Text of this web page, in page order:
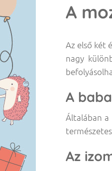
A
Az első két
nagy
A
Általában a
Az